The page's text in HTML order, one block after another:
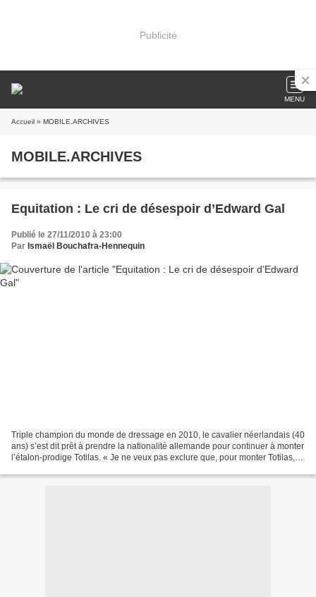
Publicité
MENU
Accueil » MOBILE.ARCHIVES
MOBILE.ARCHIVES
Equitation : Le cri de désespoir d’Edward Gal
Publié le 27/11/2010 à 23:00
Par Ismaël Bouchafra-Hennequin
Triple champion du monde de dressage en 2010, le cavalier néerlandais (40
ans) s’est dit prêt à prendre la nationalité allemande pour continuer à monter
l’étalon-prodige Totilas. « Je ne veux pas exclure que, pour monter Totilas, je